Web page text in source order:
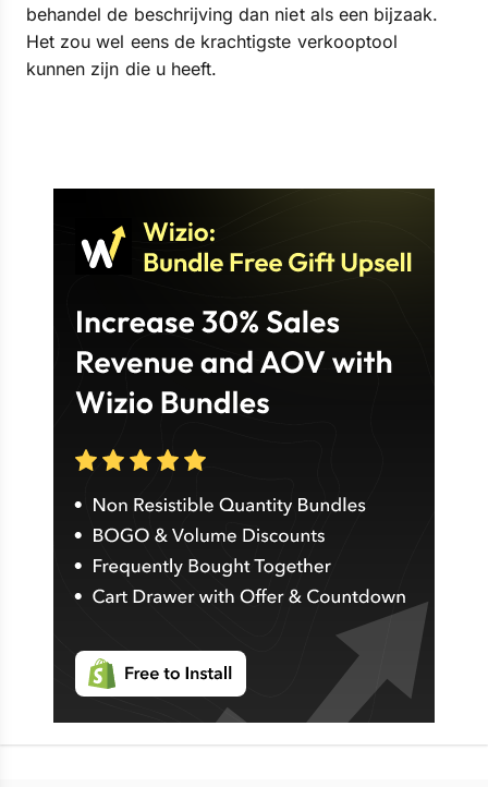
behandel de beschrijving dan niet als een bijzaak.
Het zou wel eens de krachtigste verkooptool
kunnen zijn die u heeft.